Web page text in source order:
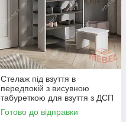
Стелаж під взуття в
передпокій з висувною
табуреткою для взуття з ДСП
Взуттєва полиця з 6
осередками 60 см шириною
Готово до відправки